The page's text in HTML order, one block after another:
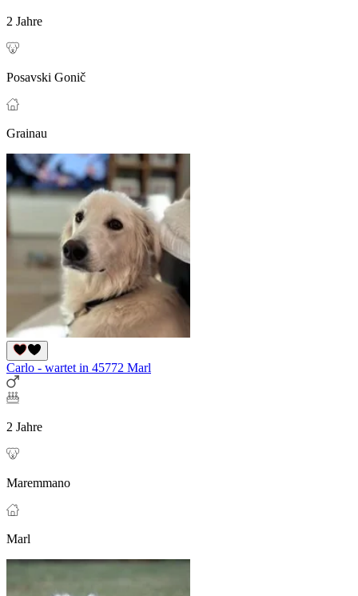
2 Jahre
Posavski Gonič
Grainau
Carlo - wartet in 45772 Marl
2 Jahre
Maremmano
Marl